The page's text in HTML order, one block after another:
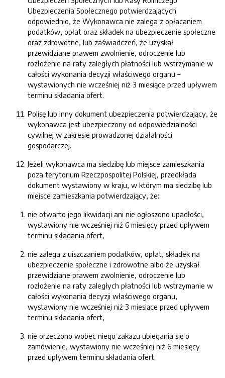
Ubezpieczenia Społecznego potwierdzających
odpowiednio, że Wykonawca nie zalega z opłacaniem
podatków, opłat oraz składek na ubezpieczenie społeczne
oraz zdrowotne, lub zaświadczeń, że uzyskał
przewidziane prawem zwolnienie, odroczenie lub
rozłożenie na raty zaległych płatności lub wstrzymanie w
całości wykonania decyzji właściwego organu –
wystawionych nie wcześniej niż 3 miesiące przed upływem
terminu składania ofert.
Polisę lub inny dokument ubezpieczenia potwierdzający, że
wykonawca jest ubezpieczony od odpowiedzialności
cywilnej w zakresie prowadzonej działalności
gospodarczej.
Jeżeli wykonawca ma siedzibę lub miejsce zamieszkania
poza terytorium Rzeczpospolitej Polskiej, przedkłada
dokument wystawiony w kraju, w którym ma siedzibę lub
miejsce zamieszkania potwierdzający, że:
nie otwarto jego likwidacji ani nie ogłoszono upadłości,
wystawiony nie wcześniej niż 6 miesięcy przed upływem
terminu składania ofert,
nie zalega z uiszczaniem podatków, opłat, składek na
ubezpieczenie społeczne i zdrowotne albo że uzyskał
przewidziane prawem zwolnienie, odroczenie lub
rozłożenie na raty zaległych płatności lub wstrzymanie w
całości wykonania decyzji właściwego organu,
wystawiony nie wcześniej niż 3 miesiące przed upływem
terminu składania ofert,
nie orzeczono wobec niego zakazu ubiegania się o
zamówienie, wystawiony nie wcześniej niż 6 miesięcy
przed upływem terminu składania ofert.